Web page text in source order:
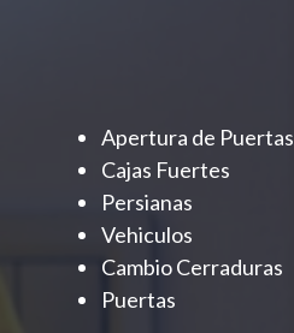
Apertura de Puertas
Cajas Fuertes
Persianas
Vehiculos
Cambio Cerraduras
Puertas